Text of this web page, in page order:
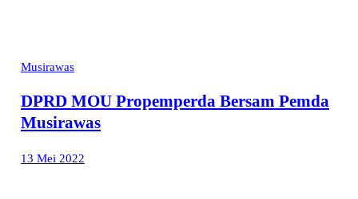
Musirawas
DPRD MOU Propemperda Bersam Pemda
Musirawas
13 Mei 2022